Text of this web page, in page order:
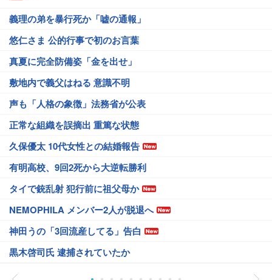
義理の弟を暴行死か「嘘の通報」
悠仁さま 公的行事で初のお言葉
真夏に完全防備姿「金を出せ」
敷地内で義父はねる 意識不明
声も「人格の象徴」法務省が公表
正常な組織を誤摘出 重篤な状態
久保優太 10代女性との結婚報告
有明高校、9回2死から大逆転勝利
タイで銃乱射 犯行前に祖父母か
NEMOPHILA メンバー2人が脱退へ
神田うの「3回流産してる」告白
黒木啓司氏 逮捕されていたか